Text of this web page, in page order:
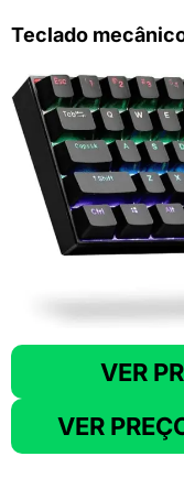
Teclado
VER
VER